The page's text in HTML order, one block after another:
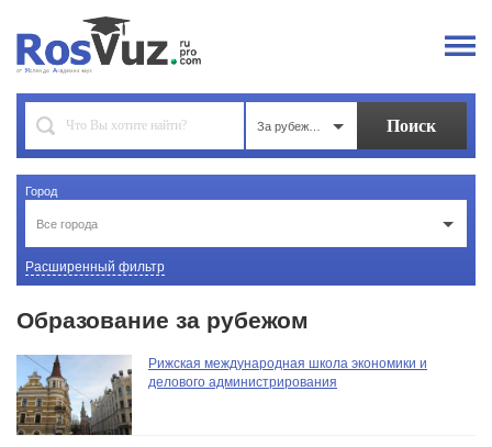
Город
Все города
Расширенный фильтр
Образование за рубежом
Рижская международная школа экономики и
делового администрирования